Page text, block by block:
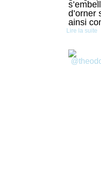
d’orner
ainsi
Lire la suite